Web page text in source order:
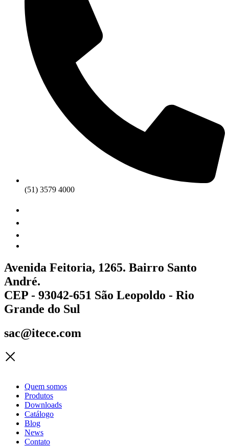
(51) 3579 4000
Avenida Feitoria, 1265. Bairro Santo
André.
CEP - 93042-651 São Leopoldo - Rio
Grande do Sul
sac@itece.com
Quem somos
Produtos
Downloads
Catálogo
Blog
News
Contato